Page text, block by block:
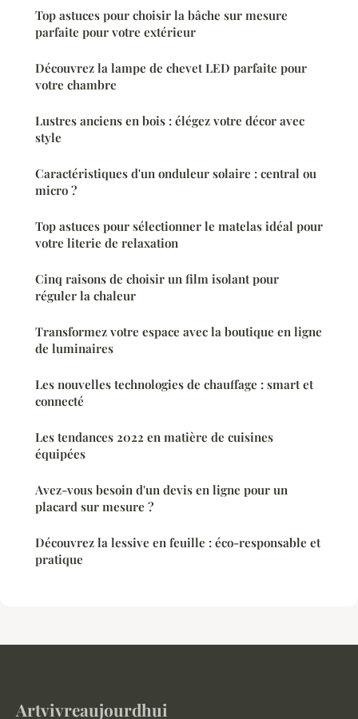
Top astuces pour choisir la bâche sur mesure
parfaite pour votre extérieur
Découvrez la lampe de chevet LED parfaite pour
votre chambre
Lustres anciens en bois : élégez votre décor avec
style
Caractéristiques d'un onduleur solaire : central ou
micro ?
Top astuces pour sélectionner le matelas idéal pour
votre literie de relaxation
Cinq raisons de choisir un film isolant pour
réguler la chaleur
Transformez votre espace avec la boutique en ligne
de luminaires
Les nouvelles technologies de chauffage : smart et
connecté
Les tendances 2022 en matière de cuisines
équipées
Avez-vous besoin d'un devis en ligne pour un
placard sur mesure ?
Découvrez la lessive en feuille : éco-responsable et
pratique
Artvivreaujourdhui